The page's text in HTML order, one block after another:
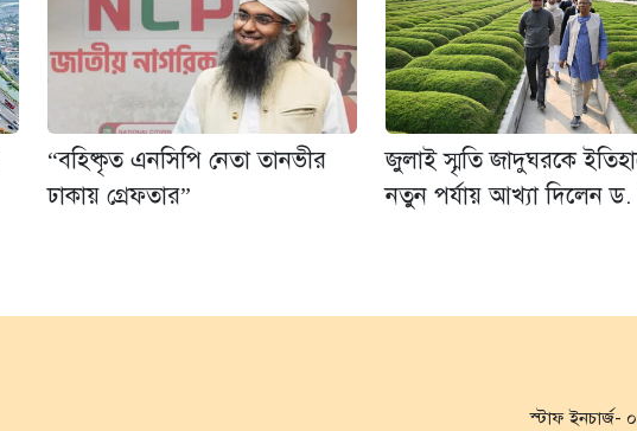
“বহিষ্কৃত এনসিপি নেতা তানভীর
ঢাকায় গ্রেফতার”
জুলাই স্মৃতি জাদুঘরকে
নতুন পর্যায় আখ্যা দিলেন
স্টাফ ইনচার্জ-